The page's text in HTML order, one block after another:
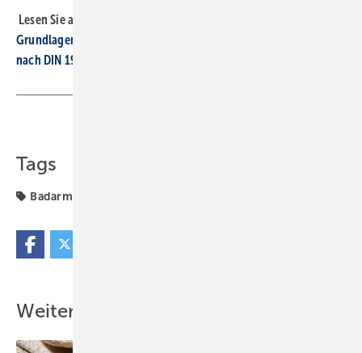
Lesen Sie auch:
Grundlagen zur Dimensionierung der Trinkwasserinstallation
nach DIN 1988-300
Tags
Badarmatur
Weitere Inhalte